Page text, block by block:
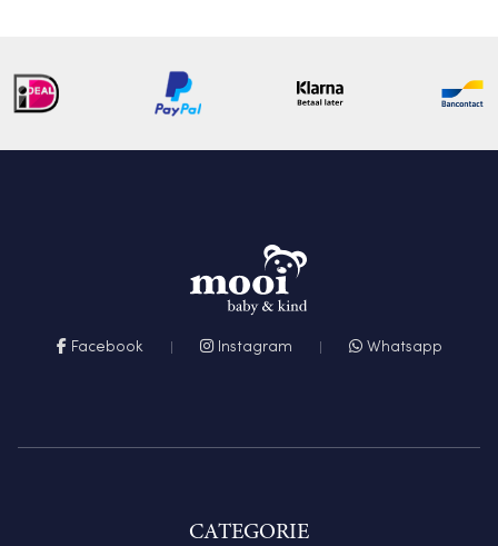
Facebook Instagram Whatsapp
CATEGORIE